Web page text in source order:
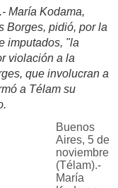
María Kodama,
Borges, pidió, por la
imputados, "la
violación a la
que involucran a
a Télam su
Buenos
Aires, 5 de
noviembre
(Télam).-
María